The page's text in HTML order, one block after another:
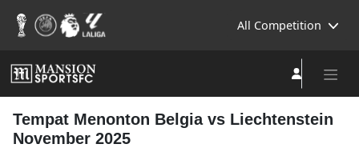
All Competition
Tempat Menonton Belgia vs Liechtenstein
November 2025